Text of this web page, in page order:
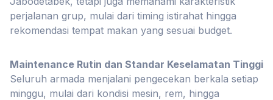
perjalanan grup, mulai dari timing istirahat hingga
rekomendasi tempat makan yang sesuai budget.
Maintenance Rutin dan Standar Keselamatan Tinggi
Seluruh armada menjalani pengecekan berkala setiap
minggu, mulai dari kondisi mesin, rem, hingga